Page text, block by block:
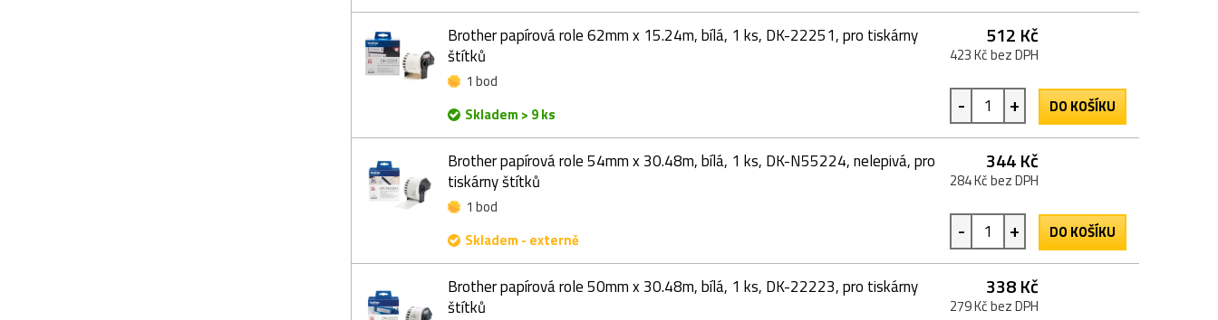
Brother papírová role 62mm x 15.24m, bílá, 1 ks, DK-22251, pro tiskárny
štítků
1 bod
Skladem > 9 ks
512 Kč
423 Kč bez DPH
- + DO KOŠÍKU
Brother papírová role 54mm x 30.48m, bílá, 1 ks, DK-N55224, nelepivá, pro
tiskárny štítků
1 bod
Skladem - externě
344 Kč
284 Kč bez DPH
- + DO KOŠÍKU
Brother papírová role 50mm x 30.48m, bílá, 1 ks, DK-22223, pro tiskárny
štítků
338 Kč
279 Kč bez DPH